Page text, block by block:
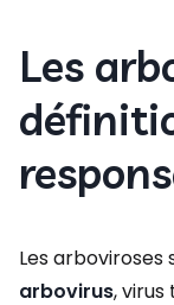
Les
Les arboviroses
arbovirus, virus